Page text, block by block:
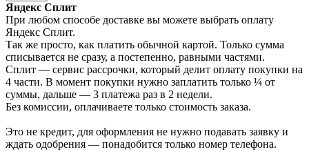
Яндекс Сплит
При любом способе доставке вы можете выбрать оплату
Яндекс Сплит.
Так же просто, как платить обычной картой. Только сумма
списывается не сразу, а постепенно, равными частями.
Сплит — сервис рассрочки, который делит оплату покупки на
4 части. В момент покупки нужно заплатить только ¼ от
суммы, дальше — 3 платежа раз в 2 недели.
Без комиссии, оплачиваете только стоимость заказа.
Это не кредит, для оформления не нужно подавать заявку и
ждать одобрения — понадобится только номер телефона.